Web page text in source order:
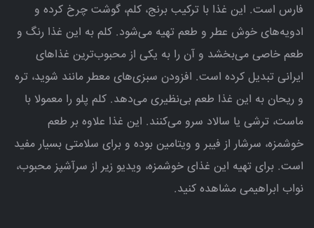
فارس است. این غذا با ترکیب برنج، کلم، گوشت چرخ کرده و
ادویه‌های خوش عطر و طعم تهیه می‌شود. کلم به این غذا رنگ و
طعم خاصی می‌بخشد و آن را به یکی از محبوب‌ترین غذاهای
ایرانی تبدیل کرده است. افزودن سبزی‌های معطر مانند شوید، تره
و ریحان به این غذا طعم بی‌نظیری می‌دهد. کلم پلو را معمولا با
ماست، ترشی یا سالاد سرو می‌کنند. این غذا علاوه بر طعم
خوشمزه، سرشار از فیبر و ویتامین بوده و برای سلامتی بسیار مفید
است. برای تهیه این غذای خوشمزه، ویدیو زیر از سرآشپز محبوب،
نواب ابراهیمی مشاهده کنید.